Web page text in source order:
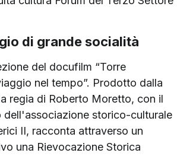
di grande socialità
del docufilm “Torre
nel tempo”. Prodotto dalla
regia di Roberto Moretto, con il
dell'associazione storico-culturale
II, racconta attraverso un
una Rievocazione Storica